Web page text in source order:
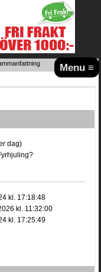
Menu ≡
dag)
kl. 17:18:48
kl. 11:32:00
kl. 17:25:49